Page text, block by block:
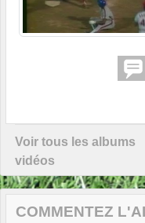
Voir tous les albums
vidéos
COMMENTEZ